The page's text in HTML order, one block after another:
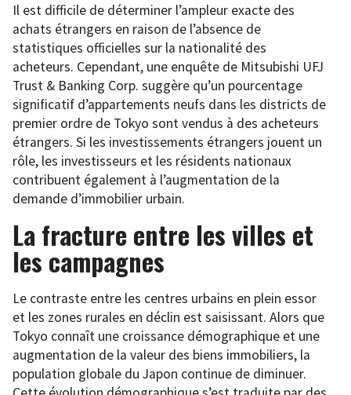
Il est difficile de déterminer l’ampleur exacte des
achats étrangers en raison de l’absence de
statistiques officielles sur la nationalité des
acheteurs. Cependant, une enquête de Mitsubishi UFJ
Trust & Banking Corp. suggère qu’un pourcentage
significatif d’appartements neufs dans les districts de
premier ordre de Tokyo sont vendus à des acheteurs
étrangers. Si les investissements étrangers jouent un
rôle, les investisseurs et les résidents nationaux
contribuent également à l’augmentation de la
demande d’immobilier urbain.
La fracture entre les villes et
les campagnes
Le contraste entre les centres urbains en plein essor
et les zones rurales en déclin est saisissant. Alors que
Tokyo connaît une croissance démographique et une
augmentation de la valeur des biens immobiliers, la
population globale du Japon continue de diminuer.